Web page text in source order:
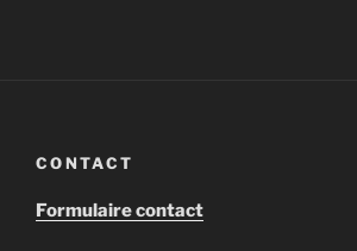
CONTACT
Formulaire contact